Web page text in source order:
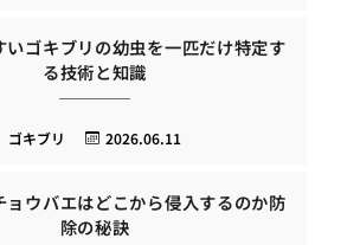
いゴキブリの幼虫を一匹だけ特定す
る技術と知識
2026.06.11
ゴキブリ
ョウバエはどこから侵入するのか防
除の秘訣